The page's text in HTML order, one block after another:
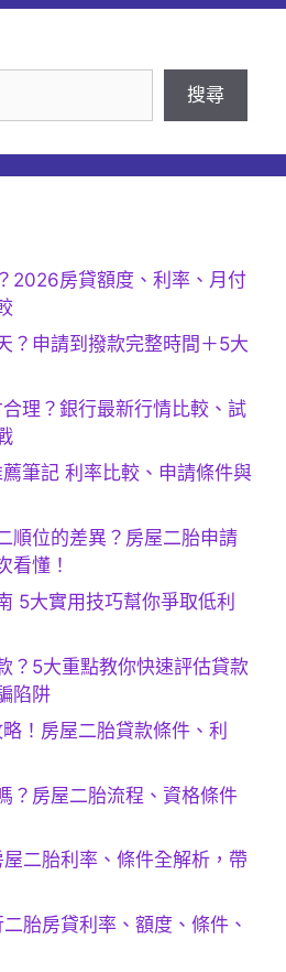
搜尋
2026房貸額度、利率、月付
？申請到撥款完整時間＋5大
理？銀行最新行情比較、試
筆記 利率比較、申請條件與
順位的差異？房屋二胎申請
看懂！
5大實用技巧幫你爭取低利
？5大重點教你快速評估貸款
陷阱
！房屋二胎貸款條件、利
？房屋二胎流程、資格條件
二胎利率、條件全解析，帶
胎房貸利率、額度、條件、